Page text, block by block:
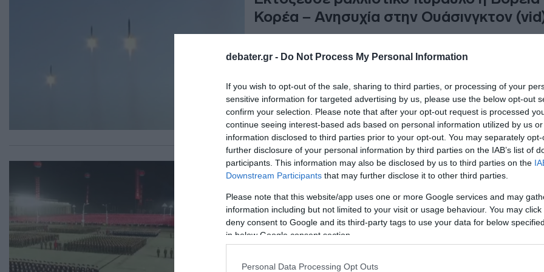
debater.gr - Do Not Process My Personal Information
If you wish to opt-out of the sale, sharing to third parties, or processing of your
sensitive information for targeted advertising by us, please use the below opt-out
confirm your selection. Please note that after your opt-out request is processed
continue seeing interest-based ads based on personal information utilized by us
information disclosed to third parties prior to your opt-out. You may separately
further disclosure of your personal information by third parties on the IAB’s list of
participants. This information may also be disclosed by us to third parties on the
Downstream Participants that may further disclose it to other third parties.
Please note that this website/app uses one or more Google services and may
information including but not limited to your visit or usage behaviour. You may
deny consent to Google and its third-party tags to use your data for below
in below Google consent section.
Personal Data Processing Opt Outs
Κορέα – Ανησυχία στην Ουάσινγκτον
13.09.2021 - 08:29
ΔΙΕΘΝΗ
Η παρέλαση του Κιμ Γιονγκ Ουν που
-“Πολεμικές” μάσκες αερίων και
στολές (pics&vid)
Σε μια πολεμοχαρή επίδειξη δύναμης
09.09.2021 - 13:58